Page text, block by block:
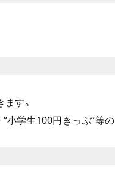
す。
小学生100円きっぷ”等